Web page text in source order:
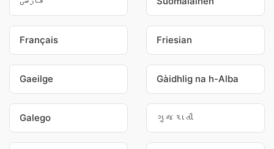
Français Friesian
Gaeilge Gàidhlig na h-Alba
Galego ગુજરાતી